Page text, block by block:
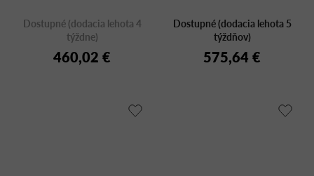
Dostupné (dodacia lehota 4
týždne)
460,02 €
Dostupné (dodacia lehota 5
týždňov)
575,64 €